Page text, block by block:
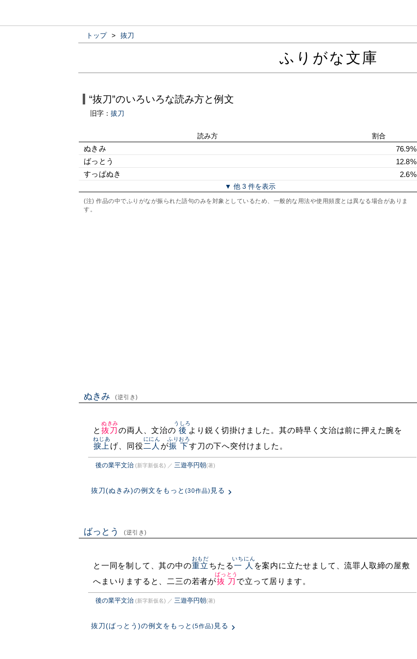
トップ > 抜刀
ふりがな文庫
“抜刀”のいろいろな読み方と例文
旧字： 拔刀
読み方 割合
ぬきみ
76.9%
ばっとう
12.8%
すっぱぬき
2.6%
▼ 他 3 件を表示
(注) 作品の中でふりがなが振られた語句のみを対象としているため、一般的な用法や使用頻度とは異なる場合がありま
す。
ぬきみ (逆引き)
と 抜刀
ぬきみ
の両人、文治の 後
うしろ
より鋭く切掛けました。其の時早く文治は前に押えた腕を
捩上
ねじあ
げ、同役 二人
ににん
が振下
ふりおろ
す刀の下へ突付けました。
後の業平文治 (新字新仮名) ／ 三遊亭円朝(著)
抜刀(ぬきみ)の例文をもっと (30作品) 見る
ばっとう (逆引き)
と一同を制して、其の中の重立
おもだ
ちたる一人
いちにん
を案内に立たせまして、流罪人取締の屋敷
へまいりますると、二三の若者が抜刀
ばっとう
で立って居ります。
後の業平文治 (新字新仮名) ／ 三遊亭円朝(著)
抜刀(ばっとう)の例文をもっと (5作品) 見る